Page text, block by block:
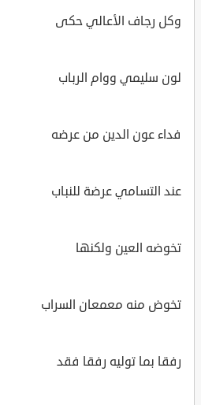
وكل رجاف الأعالي حكى
لون سليمي ووام الرباب
فداء عون الدين من عرضه
عند التسامي عرضة للنباب
تخوضه العين ولكنها
تخوض منه معمعان السراب
رفقا بما توليه رفقا فقد